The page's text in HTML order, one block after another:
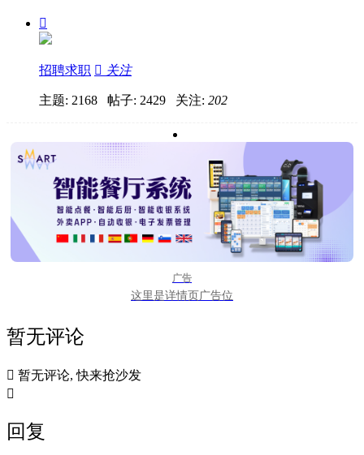

招聘求职  关注
主题: 2168 帖子: 2429 关注: 202
广告
这里是详情页广告位
暂无评论
 暂无评论, 快来抢沙发

回复